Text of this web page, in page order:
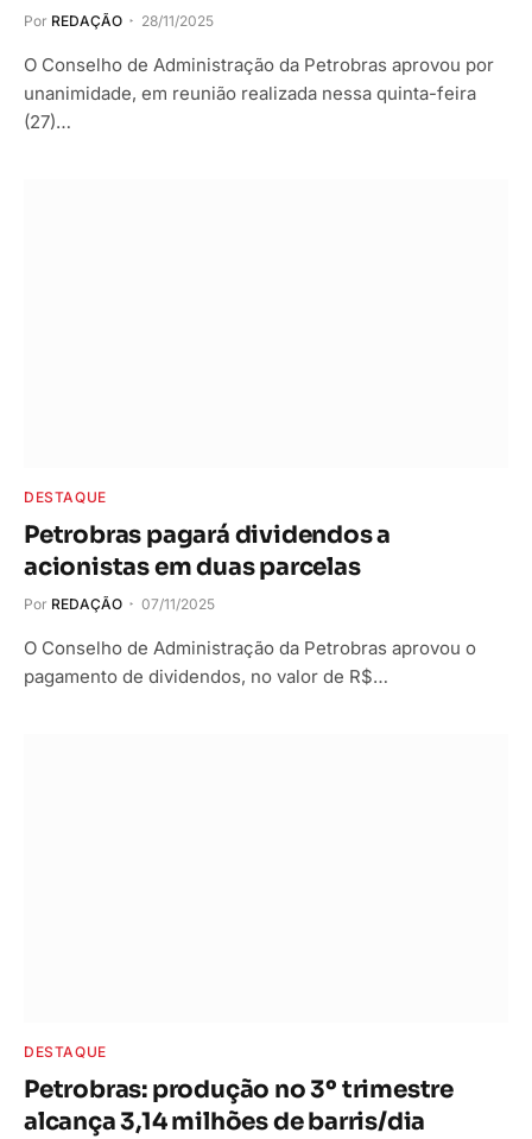
Por REDAÇÃO 28/11/2025
O Conselho de Administração da Petrobras aprovou por
unanimidade, em reunião realizada nessa quinta-feira
(27)…
DESTAQUE
Petrobras pagará dividendos a
acionistas em duas parcelas
Por REDAÇÃO 07/11/2025
O Conselho de Administração da Petrobras aprovou o
pagamento de dividendos, no valor de R$…
DESTAQUE
Petrobras: produção no 3º trimestre
alcança 3,14 milhões de barris/dia